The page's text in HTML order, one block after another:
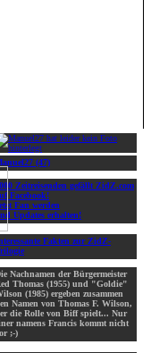
(47)
Zeitreisenden gefällt ZidZ.com
Facebook!
Fan werden
Updates erhalten!
Fakten zur ZidZ-
Nachnamen der Bürgermeister
Thomas (1955) und "Goldie"
(1985) ergeben zusammen
Namen von Thomas F. Wilson,
die Rolle von Biff spielt... Nur
namens Francis kommt nicht
;-)